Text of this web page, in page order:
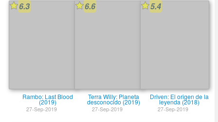
6.3
Rambo: Last Blood
(2019)
27-Sep-2019
6.6
Terra Willy: Planeta
desconocido (2019)
27-Sep-2019
5.4
Driven: El origen de la
leyenda (2018)
27-Sep-2019